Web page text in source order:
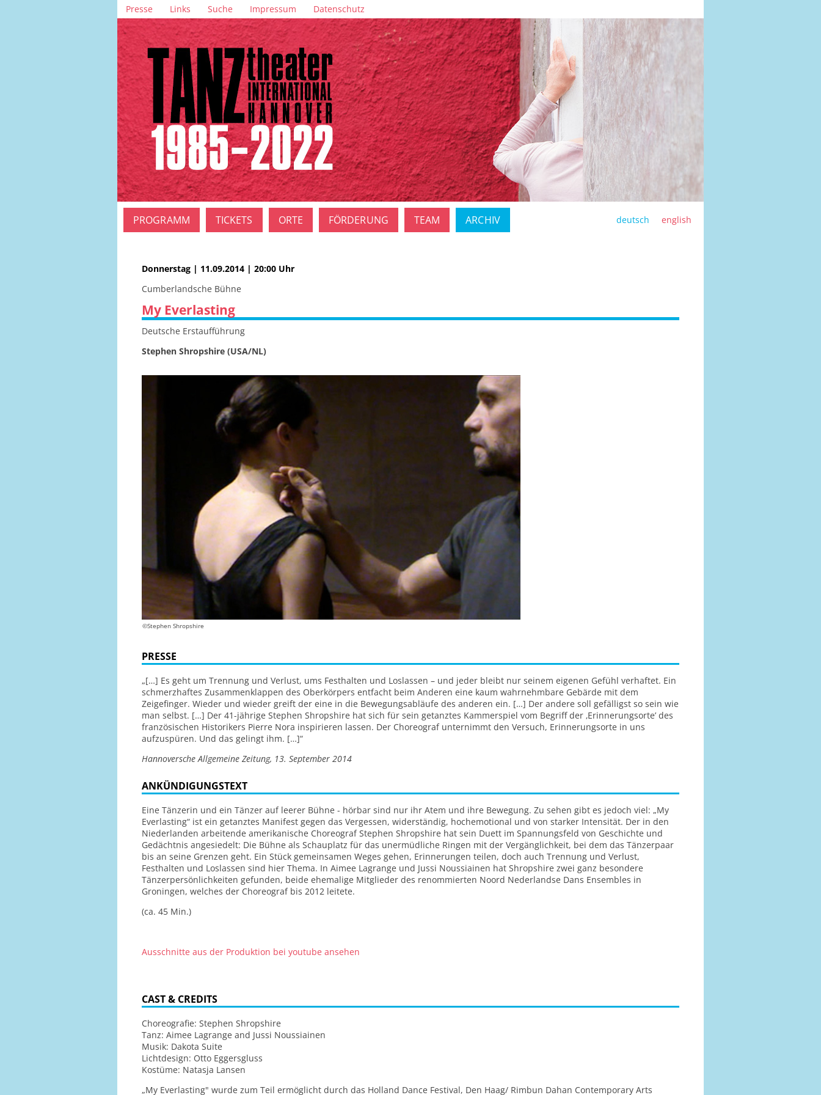
Navigation
überspringen
Presse Links Suche Impressum Datenschutz
deutsch english
Navigation
überspringen
PROGRAMM TICKETS ORTE FÖRDERUNG TEAM ARCHIV
Donnerstag | 11.09.2014 | 20:00 Uhr
Cumberlandsche Bühne
My Everlasting
Deutsche Erstaufführung
Stephen Shropshire (USA/NL)
©Stephen Shropshire
PRESSE
„[…] Es geht um Trennung und Verlust, ums Festhalten und Loslassen – und jeder bleibt nur seinem eigenen Gefühl verhaftet. Ein
schmerzhaftes Zusammenklappen des Oberkörpers entfacht beim Anderen eine kaum wahrnehmbare Gebärde mit dem
Zeigefinger. Wieder und wieder greift der eine in die Bewegungsabläufe des anderen ein. […] Der andere soll gefälligst so sein wie
man selbst. […] Der 41-jährige Stephen Shropshire hat sich für sein getanztes Kammerspiel vom Begriff der ‚Erinnerungsorte’ des
französischen Historikers Pierre Nora inspirieren lassen. Der Choreograf unternimmt den Versuch, Erinnerungsorte in uns
aufzuspüren. Und das gelingt ihm. […]“
Hannoversche Allgemeine Zeitung, 13. September 2014
ANKÜNDIGUNGSTEXT
Eine Tänzerin und ein Tänzer auf leerer Bühne - hörbar sind nur ihr Atem und ihre Bewegung. Zu sehen gibt es jedoch viel: „My
Everlasting“ ist ein getanztes Manifest gegen das Vergessen, widerständig, hochemotional und von starker Intensität. Der in den
Niederlanden arbeitende amerikanische Choreograf Stephen Shropshire hat sein Duett im Spannungsfeld von Geschichte und
Gedächtnis angesiedelt: Die Bühne als Schauplatz für das unermüdliche Ringen mit der Vergänglichkeit, bei dem das Tänzerpaar
bis an seine Grenzen geht. Ein Stück gemeinsamen Weges gehen, Erinnerungen teilen, doch auch Trennung und Verlust,
Festhalten und Loslassen sind hier Thema. In Aimee Lagrange und Jussi Noussiainen hat Shropshire zwei ganz besondere
Tänzerpersönlichkeiten gefunden, beide ehemalige Mitglieder des renommierten Noord Nederlandse Dans Ensembles in
Groningen, welches der Choreograf bis 2012 leitete.
(ca. 45 Min.)
Ausschnitte aus der Produktion bei youtube ansehen
CAST & CREDITS
Choreografie: Stephen Shropshire
Tanz: Aimee Lagrange and Jussi Noussiainen
Musik: Dakota Suite
Lichtdesign: Otto Eggersgluss
Kostüme: Natasja Lansen
„My Everlasting" wurde zum Teil ermöglicht durch das Holland Dance Festival, Den Haag/ Rimbun Dahan Contemporary Arts